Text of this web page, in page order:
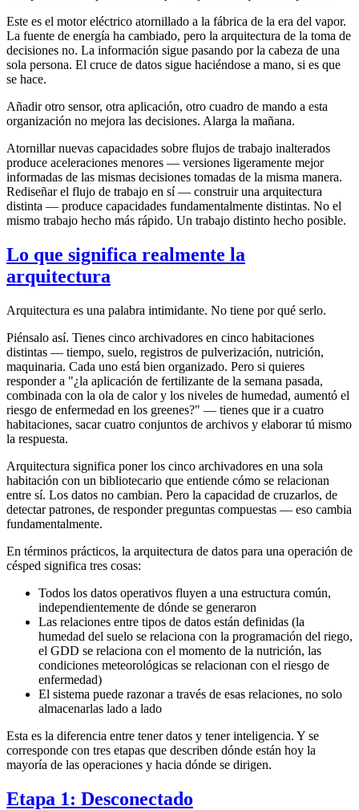
Este es el motor eléctrico atornillado a la fábrica de la era del vapor.
La fuente de energía ha cambiado, pero la arquitectura de la toma de
decisiones no. La información sigue pasando por la cabeza de una
sola persona. El cruce de datos sigue haciéndose a mano, si es que
se hace.
Añadir otro sensor, otra aplicación, otro cuadro de mando a esta
organización no mejora las decisiones. Alarga la mañana.
Atornillar nuevas capacidades sobre flujos de trabajo inalterados
produce aceleraciones menores — versiones ligeramente mejor
informadas de las mismas decisiones tomadas de la misma manera.
Rediseñar el flujo de trabajo en sí — construir una arquitectura
distinta — produce capacidades fundamentalmente distintas. No el
mismo trabajo hecho más rápido. Un trabajo distinto hecho posible.
Lo que significa realmente la
arquitectura
Arquitectura es una palabra intimidante. No tiene por qué serlo.
Piénsalo así. Tienes cinco archivadores en cinco habitaciones
distintas — tiempo, suelo, registros de pulverización, nutrición,
maquinaria. Cada uno está bien organizado. Pero si quieres
responder a "¿la aplicación de fertilizante de la semana pasada,
combinada con la ola de calor y los niveles de humedad, aumentó el
riesgo de enfermedad en los greenes?" — tienes que ir a cuatro
habitaciones, sacar cuatro conjuntos de archivos y elaborar tú mismo
la respuesta.
Arquitectura significa poner los cinco archivadores en una sola
habitación con un bibliotecario que entiende cómo se relacionan
entre sí. Los datos no cambian. Pero la capacidad de cruzarlos, de
detectar patrones, de responder preguntas compuestas — eso cambia
fundamentalmente.
En términos prácticos, la arquitectura de datos para una operación de
césped significa tres cosas:
Todos los datos operativos fluyen a una estructura común,
independientemente de dónde se generaron
Las relaciones entre tipos de datos están definidas (la
humedad del suelo se relaciona con la programación del riego,
el GDD se relaciona con el momento de la nutrición, las
condiciones meteorológicas se relacionan con el riesgo de
enfermedad)
El sistema puede razonar a través de esas relaciones, no solo
almacenarlas lado a lado
Esta es la diferencia entre tener datos y tener inteligencia. Y se
corresponde con tres etapas que describen dónde están hoy la
mayoría de las operaciones y hacia dónde se dirigen.
Etapa 1: Desconectado